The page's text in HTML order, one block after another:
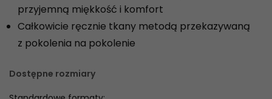
przyjemną miękkość i komfort
Całkowicie ręcznie tkany metodą przekazywaną
z pokolenia na pokolenie
Dostępne rozmiary